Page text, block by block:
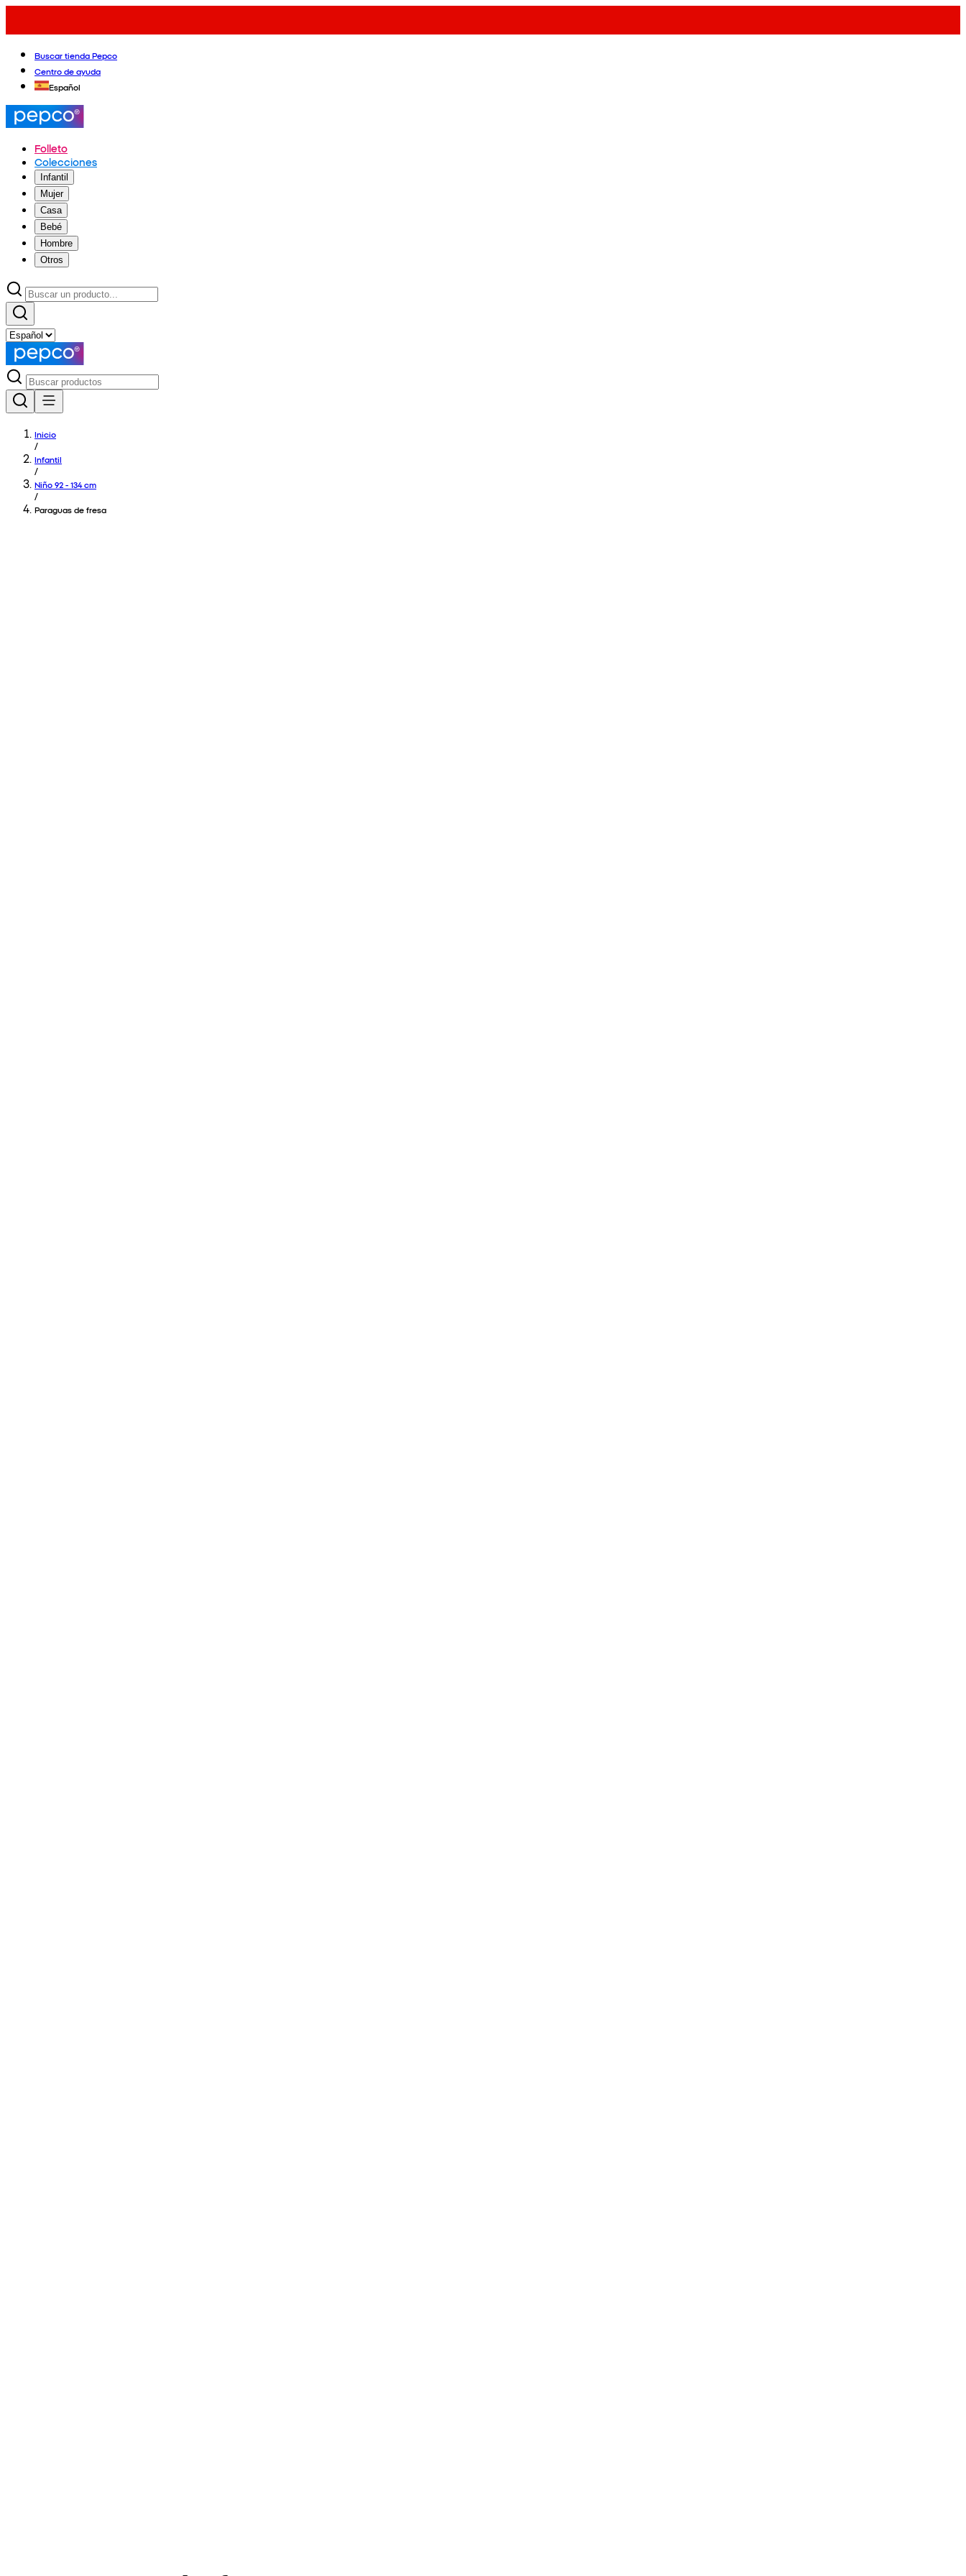
Buscar tienda Pepco
Centro de ayuda
Español
Folleto
Colecciones
Infantil
Mujer
Casa
Bebé
Hombre
Otros
Inicio
/
Infantil
/
Niño 92 - 134 cm
/
Paraguas de fresa